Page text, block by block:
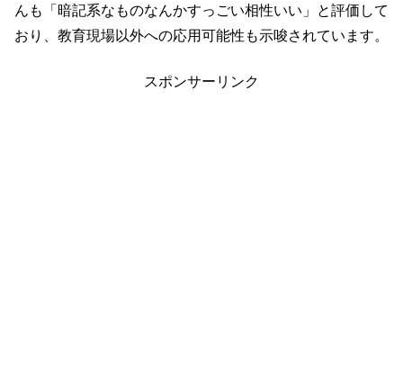
んも「暗記系なものなんかすっごい相性いい」と評価して
おり、教育現場以外への応用可能性も示唆されています。
スポンサーリンク